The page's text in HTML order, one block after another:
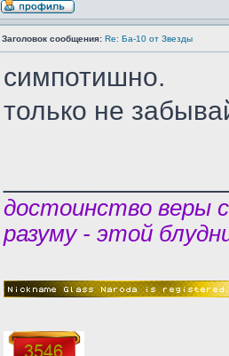
Заголовок сообщения: Re: Ба-10 от Звезды
симпотишно.
только не
достоинство веры
разуму - этой